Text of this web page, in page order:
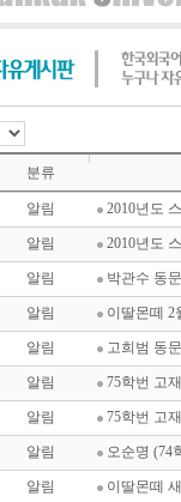
분류
알림 2010년도
알림 2010년도
알림 박관수 동
알림 이딸몬떼 2
알림 고희범 동
알림 75학번 고
알림 75학번 고
알림 오순명 (74
알림 이딸몬떼